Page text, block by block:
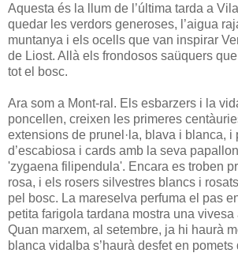
Aquesta és la llum de l’última tarda a
quedar les verdors generoses, l’aigua
muntanya i els ocells que van inspirar
de Liost. Allà els frondosos saüquers
tot el bosc.
Ara som a Mont-ral. Els esbarzers i la
poncellen, creixen les primeres
extensions de prunel·la, blava i blanca, i
d’escabiosa i cards amb la seva
'zygaena filipendula'. Encara es troben
rosa, i els rosers silvestres blancs i
pel bosc. La mareselva perfuma el pas
petita farigola tardana mostra una
Quan marxem, al setembre, ja hi haurà
blanca vidalba s’haurà desfet en pomets